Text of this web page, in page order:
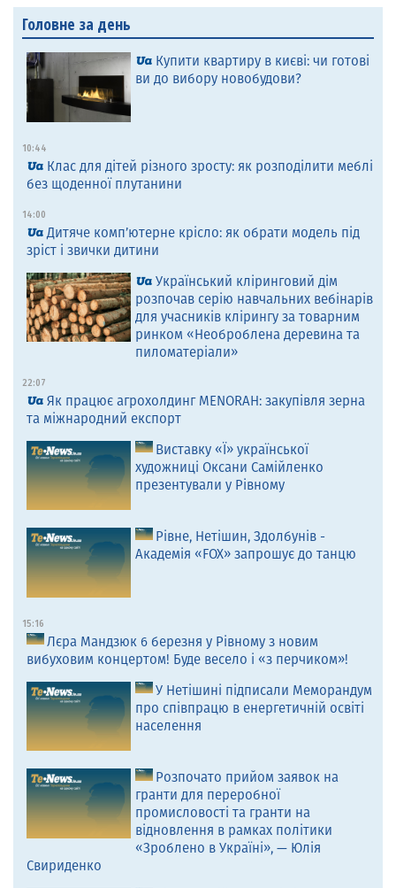
Головне за день
Купити квартиру в києві: чи готові
ви до вибору новобудови?
10:44
Клас для дітей різного зросту: як розподілити меблі
без щоденної плутанини
14:00
Дитяче комп’ютерне крісло: як обрати модель під
зріст і звички дитини
Український кліринговий дім
розпочав серію навчальних вебінарів
для учасників клірингу за товарним
ринком «Необроблена деревина та
пиломатеріали»
22:07
Як працює агрохолдинг MENORAH: закупівля зерна
та міжнародний експорт
Виставку «Ї» української
художниці Оксани Самійленко
презентували у Рівному
Рівне, Нетішин, Здолбунів -
Академія «FOX» запрошує до танцю
15:16
Лєра Мандзюк 6 березня у Рівному з новим
вибуховим концертом! Буде весело і «з перчиком»!
У Нетішині підписали Меморандум
про співпрацю в енергетичній освіті
населення
Розпочато прийом заявок на
гранти для переробної
промисловості та гранти на
відновлення в рамках політики
«Зроблено в Україні», — Юлія
Свириденко